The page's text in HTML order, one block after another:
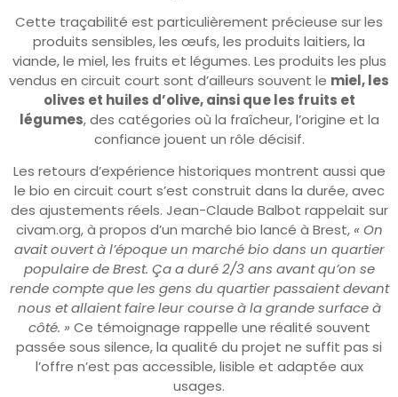
Cette traçabilité est particulièrement précieuse sur les
produits sensibles, les œufs, les produits laitiers, la
viande, le miel, les fruits et légumes. Les produits les plus
vendus en circuit court sont d’ailleurs souvent le miel, les
olives et huiles d’olive, ainsi que les fruits et
légumes, des catégories où la fraîcheur, l’origine et la
confiance jouent un rôle décisif.
Les retours d’expérience historiques montrent aussi que
le bio en circuit court s’est construit dans la durée, avec
des ajustements réels. Jean-Claude Balbot rappelait sur
civam.org, à propos d’un marché bio lancé à Brest,« On
avait ouvert à l’époque un marché bio dans un quartier
populaire de Brest. Ça a duré 2/3 ans avant qu’on se
rende compte que les gens du quartier passaient devant
nous et allaient faire leur course à la grande surface à
côté. » Ce témoignage rappelle une réalité souvent
passée sous silence, la qualité du projet ne suffit pas si
l’offre n’est pas accessible, lisible et adaptée aux
usages.